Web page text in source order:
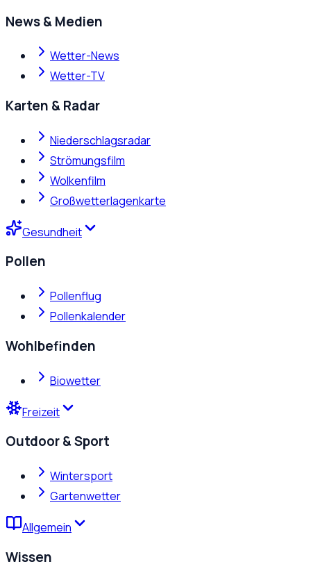
News & Medien
Wetter-News
Wetter-TV
Karten & Radar
Niederschlagsradar
Strömungsfilm
Wolkenfilm
Großwetterlagenkarte
Gesundheit
Pollen
Pollenflug
Pollenkalender
Wohlbefinden
Biowetter
Freizeit
Outdoor & Sport
Wintersport
Gartenwetter
Allgemein
Wissen